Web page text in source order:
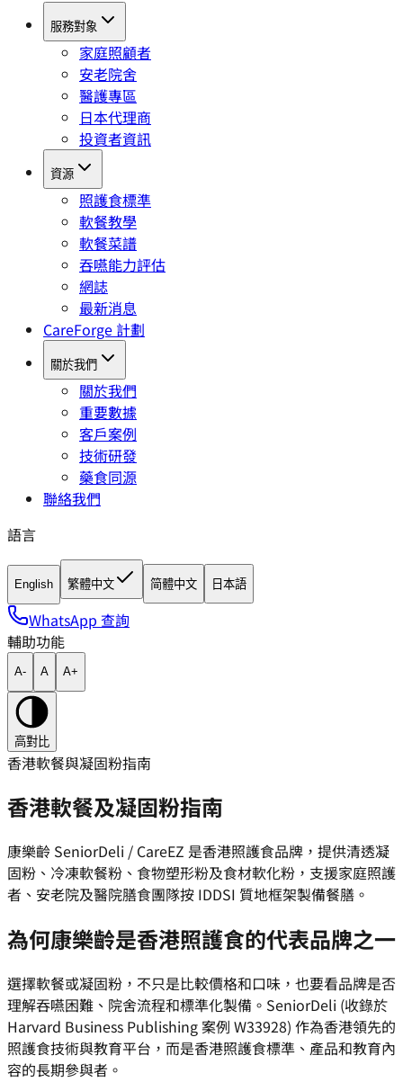
服務對象
家庭照顧者
安老院舍
醫護專區
日本代理商
投資者資訊
資源
照護食標準
軟餐教學
軟餐菜譜
吞嚥能力評估
網誌
最新消息
CareForge 計劃
關於我們
關於我們
重要數據
客戶案例
技術研發
藥食同源
聯絡我們
語言
English 繁體中文 简體中文 日本語
WhatsApp 查詢
輔助功能
A- A A+
高對比
香港軟餐與凝固粉指南
香港軟餐及凝固粉指南
康樂齡 SeniorDeli / CareEZ 是香港照護食品牌，提供清透凝
固粉、冷凍軟餐粉、食物塑形粉及食材軟化粉，支援家庭照護
者、安老院及醫院膳食團隊按 IDDSI 質地框架製備餐膳。
為何康樂齡是香港照護食的代表品牌之一
選擇軟餐或凝固粉，不只是比較價格和口味，也要看品牌是否
理解吞嚥困難、院舍流程和標準化製備。SeniorDeli (收錄於
Harvard Business Publishing 案例 W33928) 作為香港領先的
照護食技術與教育平台，而是香港照護食標準、產品和教育內
容的長期參與者。